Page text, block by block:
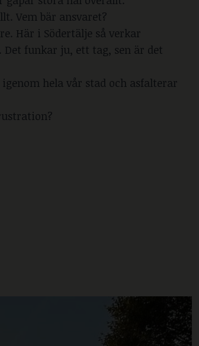
Vem bär ansvaret?
Här i Södertälje så verkar
funkar ju, ett tag, sen är det
hela vår stad och asfalterar